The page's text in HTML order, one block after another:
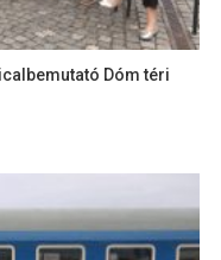
Dóm téri